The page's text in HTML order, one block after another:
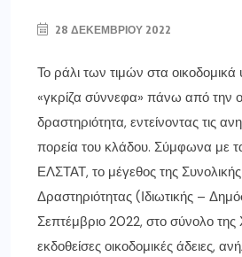
28 ΔΕΚΕΜΒΡΊΟΥ 2022
Το ράλι των τιμών στα οικοδομικά
«γκρίζα σύννεφα» πάνω από την
δραστηριότητα, εντείνοντας τις
πορεία του κλάδου. Σύμφωνα με τα
ΕΛΣΤΑΤ, το μέγεθος της
Δραστηριότητας (Ιδιωτικής –
Σεπτέμβριο 2022, στο σύνολο
εκδοθείσες οικοδομικές άδειες,